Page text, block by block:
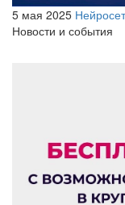
5 мая 2025
Новости и события